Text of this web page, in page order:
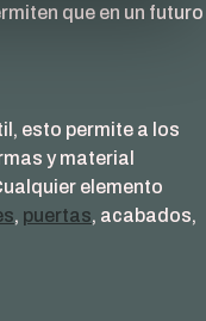
que en un futuro
esto permite a los
y material
elemento
, puertas, acabados,